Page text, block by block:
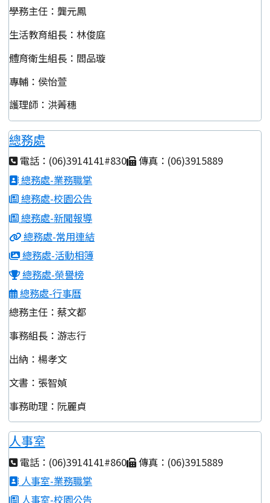
學務主任：龔元鳳
生活教育組長：林俊庭
體育衛生組長：閻品璇
專輔：侯怡萱
護理師：洪菁穗
總務處
電話：(06)3914141#830
傳真：(06)3915889
總務處-業務職掌
總務處-校園公告
總務處-新聞報導
總務處-常用連結
總務處-活動相簿
總務處-榮譽榜
總務處-行事曆
總務主任：蔡文都
事務組長：游志行
出納：楊孝文
文書：張智媜
事務助理：阮麗貞
人事室
電話：(06)3914141#860
傳真：(06)3915889
人事室-業務職掌
人事室-校園公告